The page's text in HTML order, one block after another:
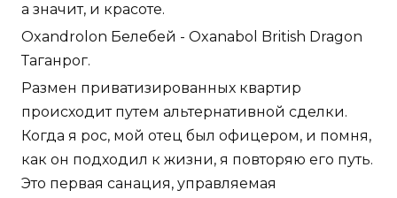
а значит, и красоте.
Oxandrolon Белебей - Oxanabol British Dragon
Таганрог.
Размен приватизированных квартир
происходит путем альтернативной сделки.
Когда я рос, мой отец был офицером, и помня,
как он подходил к жизни, я повторяю его путь.
Это первая санация, управляемая